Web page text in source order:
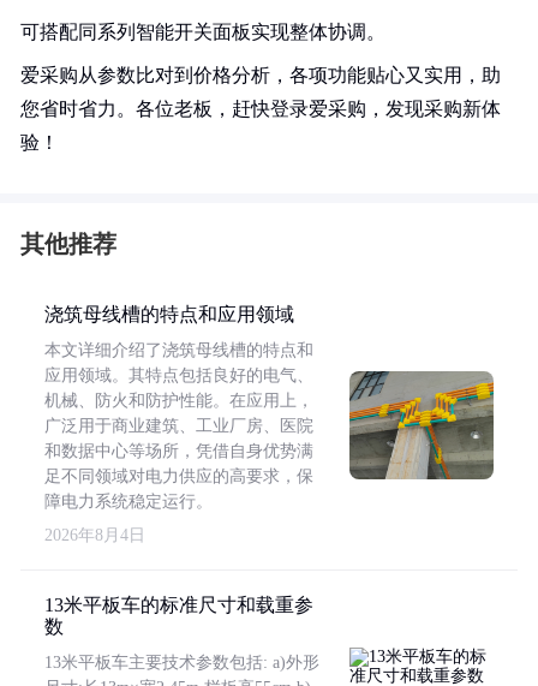
可搭配同系列智能开关面板实现整体协调。
爱采购从参数比对到价格分析，各项功能贴心又实用，助
您省时省力。各位老板，赶快登录爱采购，发现采购新体
验！
其他推荐
浇筑母线槽的特点和应用领域
本文详细介绍了浇筑母线槽的特点和
应用领域。其特点包括良好的电气、
机械、防火和防护性能。在应用上，
广泛用于商业建筑、工业厂房、医院
和数据中心等场所，凭借自身优势满
足不同领域对电力供应的高要求，保
障电力系统稳定运行。
2026年8月4日
13米平板车的标准尺寸和载重参
数
13米平板车主要技术参数包括: a)外形